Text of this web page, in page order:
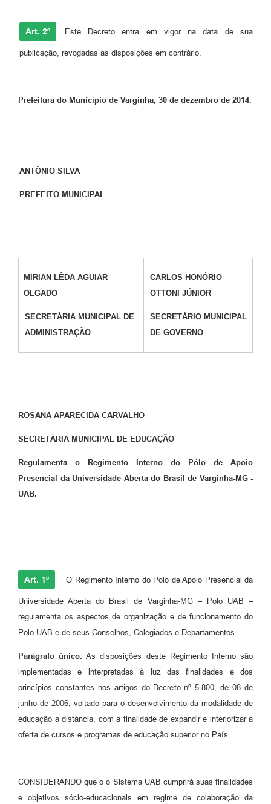
Art. 2º Este Decreto entra em vigor na data de sua
publicação, revogadas as disposições em contrário.
Prefeitura do Município de Varginha, 30 de dezembro de 2014.
ANTÔNIO SILVA
PREFEITO MUNICIPAL
MIRIAN LÊDA AGUIAR
OLGADO
SECRETÁRIA MUNICIPAL DE
ADMINISTRAÇÃO
CARLOS HONÓRIO
OTTONI JÚNIOR
SECRETÁRIO MUNICIPAL
DE GOVERNO
ROSANA APARECIDA CARVALHO
SECRETÁRIA MUNICIPAL DE EDUCAÇÃO
Regulamenta o Regimento Interno do Pólo de Apoio
Presencial da Universidade Aberta do Brasil de Varginha-MG -
UAB.
Art. 1º O Regimento Interno do Polo de Apoio Presencial da
Universidade Aberta do Brasil de Varginha-MG – Polo UAB –
regulamenta os aspectos de organização e de funcionamento do
Polo UAB e de seus Conselhos, Colegiados e Departamentos.
Parágrafo único. As disposições deste Regimento Interno são
implementadas e interpretadas à luz das finalidades e dos
princípios constantes nos artigos do Decreto nº 5.800, de 08 de
junho de 2006, voltado para o desenvolvimento da modalidade de
educação a distância, com a finalidade de expandir e interiorizar a
oferta de cursos e programas de educação superior no País.
CONSIDERANDO que o o Sistema UAB cumprirá suas finalidades
e objetivos sócio-educacionais em regime de colaboração da